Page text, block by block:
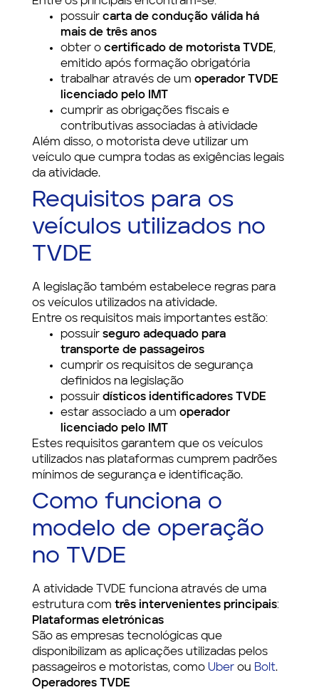
possuir carta de condução válida há
mais de três anos
obter o certificado de motorista TVDE,
emitido após formação obrigatória
trabalhar através de um operador TVDE
licenciado pelo IMT
cumprir as obrigações fiscais e
contributivas associadas à atividade
Além disso, o motorista deve utilizar um
veículo que cumpra todas as exigências legais
da atividade.
Requisitos para os
veículos utilizados no
TVDE
A legislação também estabelece regras para
os veículos utilizados na atividade.
Entre os requisitos mais importantes estão:
possuir seguro adequado para
transporte de passageiros
cumprir os requisitos de segurança
definidos na legislação
possuir dísticos identificadores TVDE
estar associado a um operador
licenciado pelo IMT
Estes requisitos garantem que os veículos
utilizados nas plataformas cumprem padrões
mínimos de segurança e identificação.
Como funciona o
modelo de operação
no TVDE
A atividade TVDE funciona através de uma
estrutura com três intervenientes principais:
Plataformas eletrónicas
São as empresas tecnológicas que
disponibilizam as aplicações utilizadas pelos
passageiros e motoristas, como Uberou Bolt.
Operadores TVDE